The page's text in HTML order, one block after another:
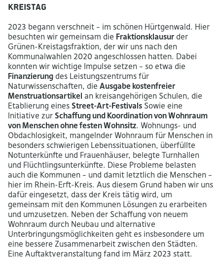
Kreistag
2023 begann verschneit – im schönen Hürtgenwald. Hier
besuchten wir gemeinsam die Fraktionsklausur der
Grünen-Kreistagsfraktion, der wir uns nach den
Kommunalwahlen 2020 angeschlossen hatten. Dabei
konnten wir wichtige Impulse setzen – so etwa die
Finanzierung des Leistungszentrums für
Naturwissenschaften, die Ausgabe kostenfreier
Menstruationsartikel an kreisangehörigen Schulen, die
Etablierung eines Street-Art-Festivals Sowie eine
Initiative zur Schaffung und Koordination von Wohnraum
von Menschen ohne festen Wohnsitz. Wohnungs- und
Obdachlosigkeit, mangelnder Wohnraum für Menschen in
besonders schwierigen Lebenssituationen, überfüllte
Notunterkünfte und Frauenhäuser, belegte Turnhallen
und Flüchtlingsunterkünfte. Diese Probleme belasten
auch die Kommunen – und damit letztlich die Menschen –
hier im Rhein-Erft-Kreis. Aus diesem Grund haben wir uns
dafür eingesetzt, dass der Kreis tätig wird, um
gemeinsam mit den Kommunen Lösungen zu erarbeiten
und umzusetzen. Neben der Schaffung von neuem
Wohnraum durch Neubau und alternative
Unterbringungsmöglichkeiten geht es insbesondere um
eine bessere Zusammenarbeit zwischen den Städten.
Eine Auftaktveranstaltung fand im März 2023 statt.